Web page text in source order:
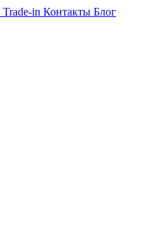
Trade-in Контакты Блог